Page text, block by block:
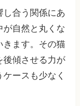
し合う関係にあ
が自然と丸くな
きます。その猫
後傾させる力が
ースも少なく